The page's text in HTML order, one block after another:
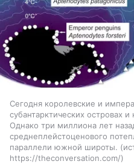
Сегодня королевские и
субантарктических островах
Однако три миллиона лет
среднеплейстоценового
параллели южной широты.
https://theconversation.com/